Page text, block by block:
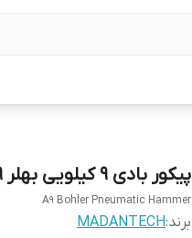
پیکور بادی ۹ کیلویی بهلر A9
A9 Bohler Pneumatic Hammer
برند:MADANTECH